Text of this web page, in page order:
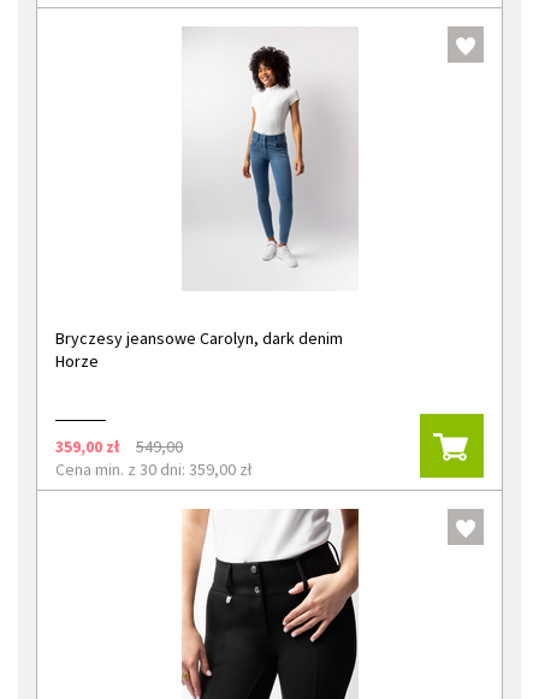
Bryczesy jeansowe Carolyn, dark denim
Horze
359,00 zł
549,00
Cena min. z 30 dni: 359,00 zł